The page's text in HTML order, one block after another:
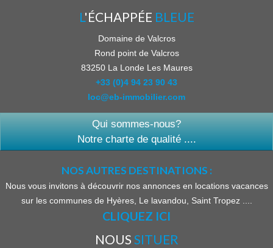
L'ÉCHAPPÉE BLEUE
Domaine de Valcros
Rond point de Valcros
83250 La Londe Les Maures
+33 (0)4 94 23 90 43
loc@eb-immobilier.com
Qui sommes-nous?
Notre charte de qualité ....
NOS AUTRES DESTINATIONS :
Nous vous invitons à découvrir nos annonces en locations vacances
sur les communes de Hyères, Le lavandou, Saint Tropez ....
CLIQUEZ ICI
NOUS SITUER